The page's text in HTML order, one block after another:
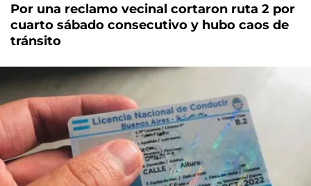
Por una reclamo vecinal cortaron ruta 2 por
cuarto sábado consecutivo y hubo caos de
tránsito